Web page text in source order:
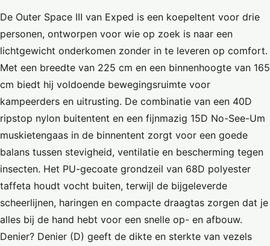
De Outer Space III van Exped is een koepeltent voor drie
personen, ontworpen voor wie op zoek is naar een
lichtgewicht onderkomen zonder in te leveren op comfort.
Met een breedte van 225 cm en een binnenhoogte van 165
cm biedt hij voldoende bewegingsruimte voor
kampeerders en uitrusting. De combinatie van een 40D
ripstop nylon buitentent en een fijnmazig 15D No-See-Um
muskietengaas in de binnentent zorgt voor een goede
balans tussen stevigheid, ventilatie en bescherming tegen
insecten. Het PU-gecoate grondzeil van 68D polyester
taffeta houdt vocht buiten, terwijl de bijgeleverde
scheerlijnen, haringen en compacte draagtas zorgen dat je
alles bij de hand hebt voor een snelle op- en afbouw.
Denier? Denier (D) geeft de dikte en sterkte van vezels